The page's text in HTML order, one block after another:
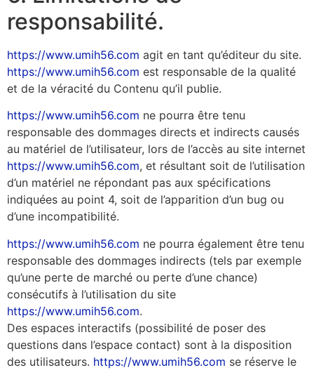
responsabilité.
https://www.umih56.com agit en tant qu’éditeur du site.
https://www.umih56.com est responsable de la qualité
et de la véracité du Contenu qu’il publie.
https://www.umih56.com ne pourra être tenu
responsable des dommages directs et indirects causés
au matériel de l’utilisateur, lors de l’accès au site internet
https://www.umih56.com, et résultant soit de l’utilisation
d’un matériel ne répondant pas aux spécifications
indiquées au point 4, soit de l’apparition d’un bug ou
d’une incompatibilité.
https://www.umih56.com ne pourra également être tenu
responsable des dommages indirects (tels par exemple
qu’une perte de marché ou perte d’une chance)
consécutifs à l’utilisation du site
https://www.umih56.com.
Des espaces interactifs (possibilité de poser des
questions dans l’espace contact) sont à la disposition
des utilisateurs. https://www.umih56.com se réserve le